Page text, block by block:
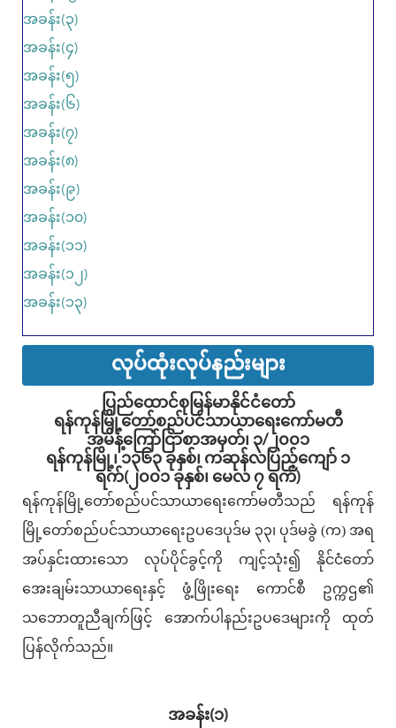
အခန်း(၃)
အခန်း(၄)
အခန်း(၅)
အခန်း(၆)
အခန်း(၇)
အခန်း(၈)
အခန်း(၉)
အခန်း(၁၀)
အခန်း(၁၁)
အခန်း(၁၂)
အခန်း(၁၃)
လုပ်ထုံးလုပ်နည်းများ
ပြည်ထောင်စုမြန်မာနိုင်ငံတော်
ရန်ကုန်မြို့တော်စည်ပင်သာယာရေးကော်မတီ
အမိန့်ကြော်ငြာစာအမှတ်၊ ၃/၂၀၀၁
ရန်ကုန်မြို့၊ ၁၃၆၃ ခုနှစ်၊ ကဆုန်လပြည့်ကျော် ၁
ရက်(၂၀၀၁ ခုနှစ်၊ မေလ ၇ ရက်)
ရန်ကုန်မြို့တော်စည်ပင်သာယာရေးကော်မတီသည် ရန်ကုန်
မြို့တော်စည်ပင်သာယာရေးဥပဒေပုဒ်မ ၃၃၊ ပုဒ်မခွဲ (က) အရ
အပ်နှင်းထားသော လုပ်ပိုင်ခွင့်ကို ကျင့်သုံး၍ နိုင်ငံတော်
အေးချမ်းသာယာရေးနှင့် ဖွံ့ဖြိုးရေး ကောင်စီ ဥက္ကဌ၏
သဘောတူညီချက်ဖြင့် အောက်ပါနည်းဥပဒေများကို ထုတ်
ပြန်လိုက်သည်။
အခန်း(၁)